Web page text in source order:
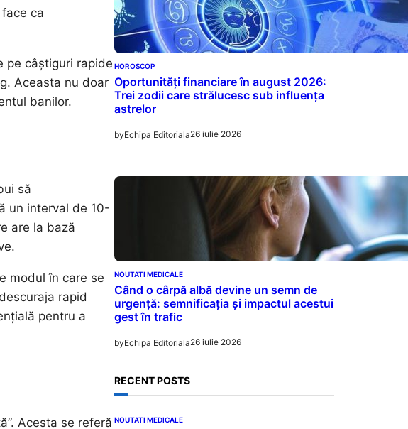
ca
pe câștiguri rapide
Aceasta nu doar
banilor.
să
un interval de 10-
are la bază
modul în care se
rapid
pentru a
Acesta se referă
HOROSCOP
Oportunități financiare în august 2026:
Trei zodii care strălucesc sub influența
astrelor
byEchipa Editoriala26 iulie 2026
NOUTATI MEDICALE
Când o cârpă albă devine un semn de
urgență: semnificația și impactul acestui
gest în trafic
byEchipa Editoriala26 iulie 2026
RECENT POSTS
NOUTATI MEDICALE